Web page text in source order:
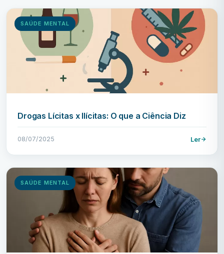
SAÚDE MENTAL
Drogas Lícitas x Ilícitas: O que a Ciência Diz
08/07/2025 Ler
SAÚDE MENTAL